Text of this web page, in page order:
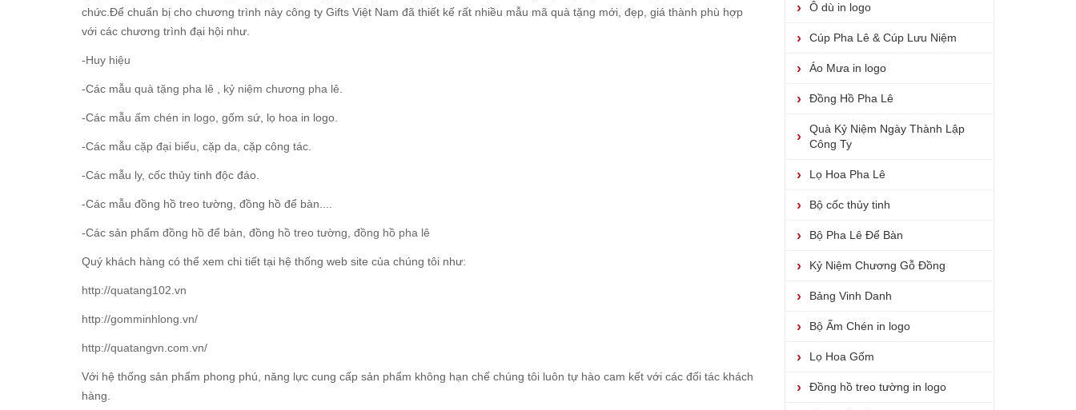
chức.Để chuẩn bị cho chương trình này công ty Gifts Việt Nam đã thiết kế rất nhiều mẫu mã quà tặng mới, đẹp, giá thành phù hợp
với các chương trình đại hội như.
-Huy hiệu
-Các mẫu quà tặng pha lê kỷ niệm chương pha lê.
-Các mẫu ấm chén in logo , gốm sứ, lọ hoa in logo.
-Các mẫu cặp đại biểu , cặp da, cặp công tác.
-Các mẫu ly, cốc thủy tinh độc đáo.
-Các mẫu đồng hồ treo tường, đồng hồ để bàn....
-Các sản phẩm đồng hồ để bàn đồng hồ treo tường đồng hồ pha lê
Quý khách hàng có thể xem chi tiết tại hệ thống web site của chúng tôi như:
http://quatang102.vn
http://gomminhlong.vn/
http://quatangvn.com.vn/
Với hệ thống sản phẩm phong phú, năng lực cung cấp sản phẩm không hạn chế chúng tôi luôn tự hào cam kết với các đối tác khách
hàng.
Ô dù in logo
Cúp Pha Lê & Cúp Lưu Niệm
Áo Mưa in logo
Đồng Hồ Pha Lê
Quà Kỷ Niệm Ngày Thành Lập
Công Ty
Lọ Hoa Pha Lê
Bộ cốc thủy tinh
Bộ Pha Lê Để Bàn
Kỷ Niệm Chương Gỗ Đồng
Bảng Vinh Danh
Bộ Ấm Chén in logo
Lọ Hoa Gốm
Đồng hồ treo tường in logo